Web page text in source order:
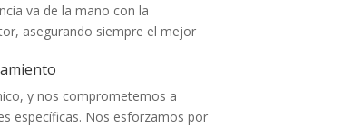
va de la mano con la
asegurando siempre el mejor
y nos comprometemos a
específicas. Nos esforzamos por